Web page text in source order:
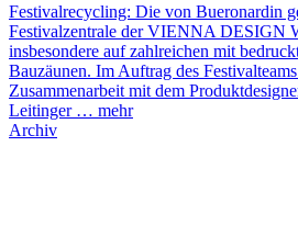
Festivalrecycling: Die von Bueronardin
Festivalzentrale der VIENNA DESIGN
insbesondere auf zahlreichen mit
Bauzäunen. Im Auftrag des
Zusammenarbeit mit dem
Leitinger … mehr
Archiv